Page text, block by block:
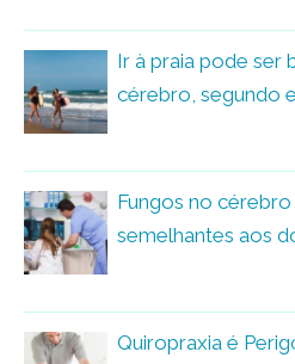
Ir à praia pode ser
cérebro, segundo
Fungos no
semelhantes aos
Quiropraxia é